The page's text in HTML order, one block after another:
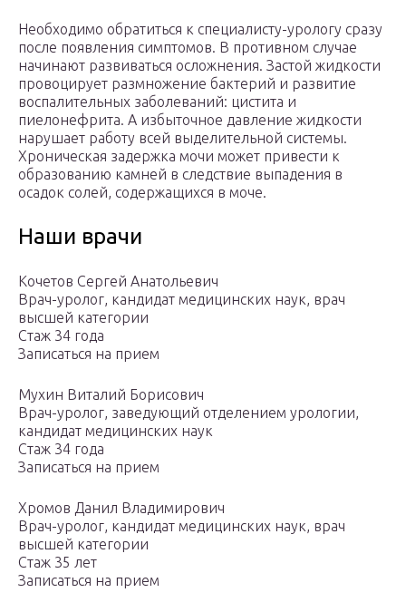
Необходимо обратиться к специалисту-урологу сразу
после появления симптомов. В противном случае
начинают развиваться осложнения. Застой жидкости
провоцирует размножение бактерий и развитие
воспалительных заболеваний: цистита и
пиелонефрита. А избыточное давление жидкости
нарушает работу всей выделительной системы.
Хроническая задержка мочи может привести к
образованию камней в следствие выпадения в
осадок солей, содержащихся в моче.
Наши врачи
Кочетов Сергей Анатольевич
Врач-уролог, кандидат медицинских наук, врач
высшей категории
Стаж 34 года
Записаться на прием
Мухин Виталий Борисович
Врач-уролог, заведующий отделением урологии,
кандидат медицинских наук
Стаж 34 года
Записаться на прием
Хромов Данил Владимирович
Врач-уролог, кандидат медицинских наук, врач
высшей категории
Стаж 35 лет
Записаться на прием